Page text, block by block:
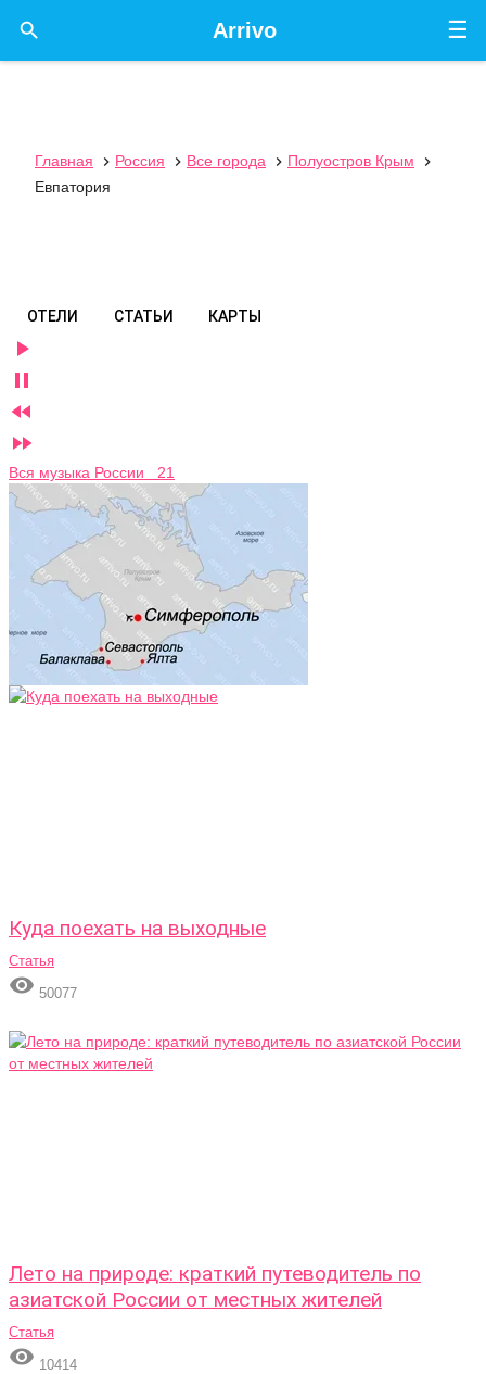
☰
Arrivo

Главная  Россия  Все города  Полуостров Крым

Евпатория
ОТЕЛИ СТАТЬИ КАРТЫ




Вся музыка России 21
Куда поехать на выходные
Статья
 50077
Лето на природе: краткий путеводитель по
азиатской России от местных жителей
Статья
 10414